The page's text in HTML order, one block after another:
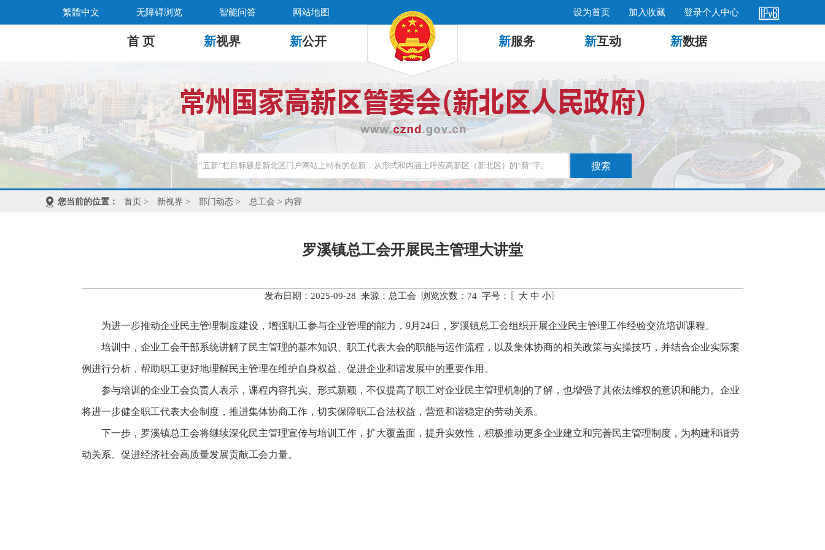
繁體中文 无障碍浏览 智能问答 网站地图 设为首页 加入收藏 登录个人中心
首 页 新视界 新公开 新服务 新互动 新数据
您当前的位置： 首页 > 新视界 > 部门动态 > 总工会 > 内容
罗溪镇总工会开展民主管理大讲堂
发布日期：2025-09-28 来源：总工会 浏览次数： 74 字号：〖 大 中 小〗
为进一步推动企业民主管理制度建设，增强职工参与企业管理的能力，9月24日，罗溪镇总工会组织开展企业民主管理工作经验交流培训课程。
培训中，企业工会干部系统讲解了民主管理的基本知识、职工代表大会的职能与运作流程，以及集体协商的相关政策与实操技巧，并结合企业实际案
例进行分析，帮助职工更好地理解民主管理在维护自身权益、促进企业和谐发展中的重要作用。
参与培训的企业工会负责人表示，课程内容扎实、形式新颖，不仅提高了职工对企业民主管理机制的了解，也增强了其依法维权的意识和能力。企业
将进一步健全职工代表大会制度，推进集体协商工作，切实保障职工合法权益，营造和谐稳定的劳动关系。
下一步，罗溪镇总工会将继续深化民主管理宣传与培训工作，扩大覆盖面，提升实效性，积极推动更多企业建立和完善民主管理制度，为构建和谐劳
动关系、促进经济社会高质量发展贡献工会力量。